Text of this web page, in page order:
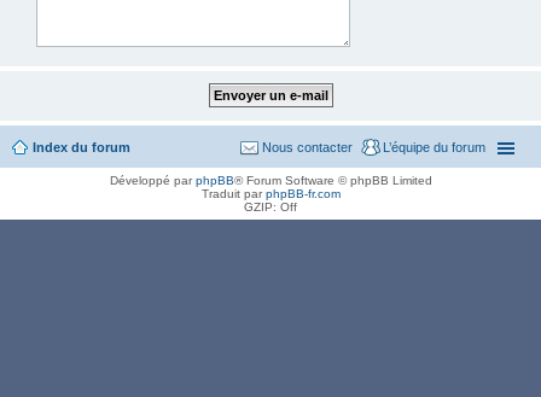
Index du forum L’équipe du forum
Nous contacter
Développé parphpBB® Forum Software © phpBB Limited
Traduit parphpBB-fr.com
GZIP: Off